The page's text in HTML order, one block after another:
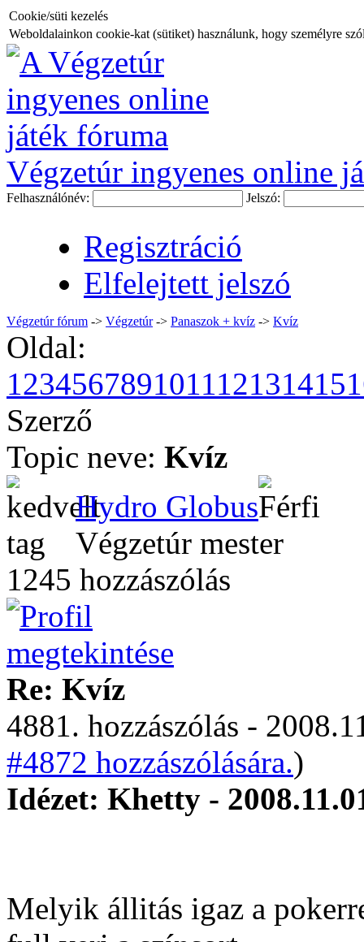
Cookie/süti kezelés
Weboldalainkon cookie-kat (sütiket) használunk, hogy személyre
Végzetúr ingyenes online
Felhasználónév: Jelszó:
Regisztráció
Elfelejtett jelszó
Végzetúr fórum -> Végzetúr-> Panaszok + kvíz -> Kvíz
Oldal:
123456789101112131415
Szerző
Topic neve: Kvíz
Hydro Globus
Végzetúr mester
1245 hozzászólás
Re: Kvíz
4881. hozzászólás -
#4872 hozzászólására.)
Idézet: Khetty -
Melyik állitás igaz a